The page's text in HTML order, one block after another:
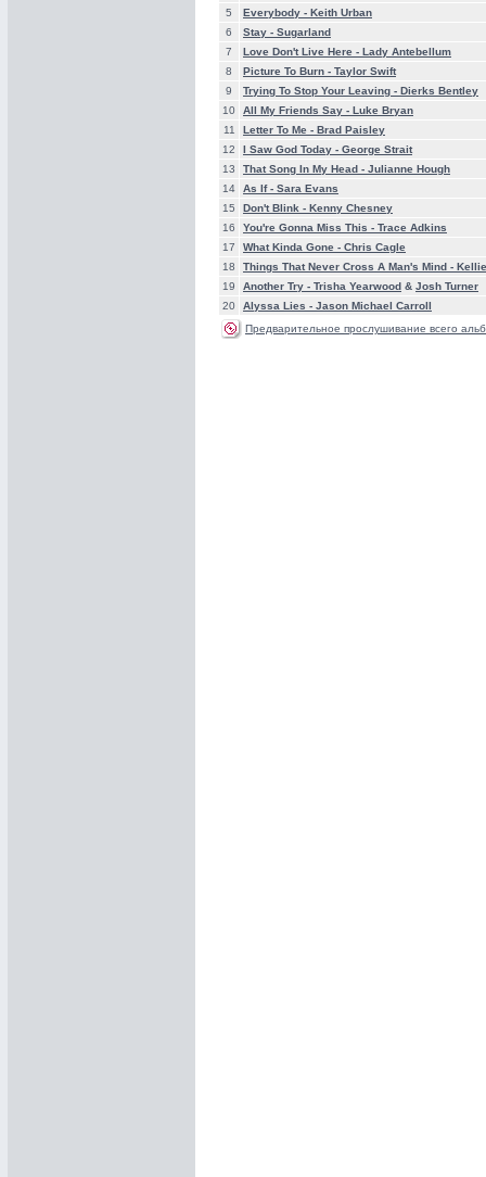
5
Everybody - Keith Urban
6
Stay - Sugarland
7
Love Don't Live Here - Lady Antebellum
8
Picture To Burn - Taylor Swift
9
Trying To Stop Your Leaving - Dierks Bentley
10
All My Friends Say - Luke Bryan
11
Letter To Me - Brad Paisley
12
I Saw God Today - George Strait
13
That Song In My Head - Julianne Hough
14
As If - Sara Evans
15
Don't Blink - Kenny Chesney
16
You're Gonna Miss This - Trace Adkins
17
What Kinda Gone - Chris Cagle
18
Things That Never Cross A Man's Mind -
19
Another Try - Trisha Yearwood & Josh Turner
20
Alyssa Lies - Jason Michael Carroll
Предварительное прослушивание всего